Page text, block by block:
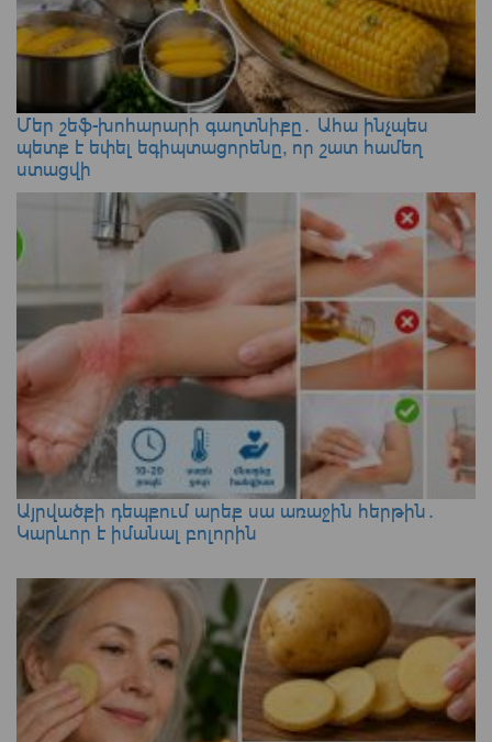
Մեր շեֆ-խոհարարի գաղտնիքը․ Ահա ինչպես
պետք է եփել եգիպտացորենը, որ շատ համեղ
ստացվի
Այրվածքի դեպքում արեք սա առաջին հերթին․
Կարևոր է իմանալ բոլորին